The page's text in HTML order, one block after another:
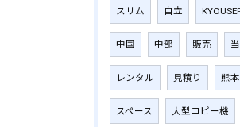
スリム 自立
中国 中部 販売
レンタル 見積り 熊
スペース 大型コピー機